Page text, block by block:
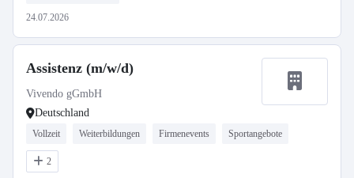
24.07.2026
Assistenz (m/w/d)
Vivendo gGmbH
Deutschland
Vollzeit Weiterbildungen Firmenevents Sportangebote
2